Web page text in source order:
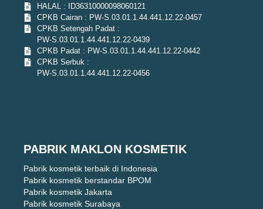
HALAL : ID36310000098060121
CPKB Cairan : PW-S.03.01.1.44.441.12.22-0457
CPKB Setengah Padat :
PW-S.03.01.1.44.441.12.22-0439
CPKB Padat : PW-S.03.01.1.44.441.12.22-0442
CPKB Serbuk :
PW-S.03.01.1.44.441.12.22-0456
PABRIK MAKLON KOSMETIK
Pabrik kosmetik terbaik di Indonesia
Pabrik kosmetik berstandar BPOM
Pabrik kosmetik Jakarta
Pabrik kosmetik Surabaya